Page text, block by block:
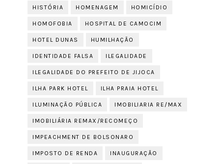
HISTÓRIA HOMENAGEM HOMICÍDIO
HOMOFOBIA HOSPITAL DE CAMOCIM
HOTEL DUNAS HUMILHAÇÃO
IDENTIDADE FALSA ILEGALIDADE
ILEGALIDADE DO PREFEITO DE JIJOCA
ILHA PARK HOTEL ILHA PRAIA HOTEL
ILUMINAÇÃO PÚBLICA IMOBILIARIA RE/MAX
IMOBILIÁRIA REMAX/RECOMEÇO
IMPEACHMENT DE BOLSONARO
IMPOSTO DE RENDA INAUGURAÇÃO